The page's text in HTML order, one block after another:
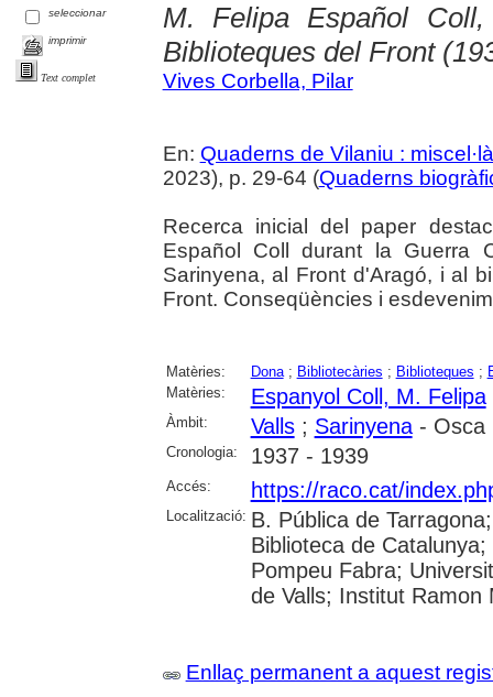
seleccionar
imprimir
Text complet
M. Felipa Español
Biblioteques del Front
Vives Corbella, Pilar
En: Quaderns de Vilaniu :
2023), p. 29-64 (Quaderns
Recerca inicial del paper
Español Coll durant la Guerra
Sarinyena, al Front d'Aragó, i al
Front. Conseqüències i
Matèries: Dona; Bibliotecàries ; Biblioteques ;
Matèries:
Espanyol Coll, M. Felipa
Àmbit: Valls; Sarinyena- Osca
Cronologia: 1937 - 1939
Accés: https://raco.cat/
Localització: B. Pública de
Biblioteca de
Pompeu Fabra;
de Valls; Institut Ramon
Enllaç permanent a aquest